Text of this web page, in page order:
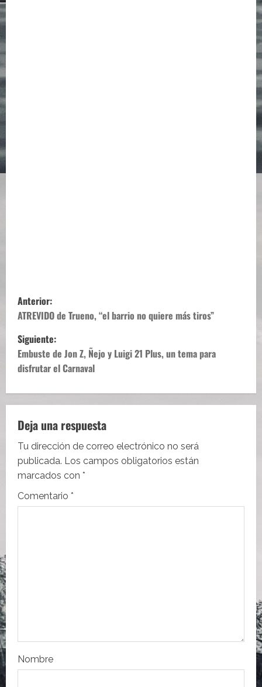
N
a
v
e
g
a
c
i
ó
t
r
Anterior:
ATREVIDO de Trueno, “el barrio no quiere más tiros”
Siguiente:
Embuste de Jon Z, Ñejo y Luigi 21 Plus, un tema para
disfrutar el Carnaval
Deja una respuesta
Tu dirección de correo electrónico no será
publicada. Los campos obligatorios están
marcados con *
Comentario *
Nombre